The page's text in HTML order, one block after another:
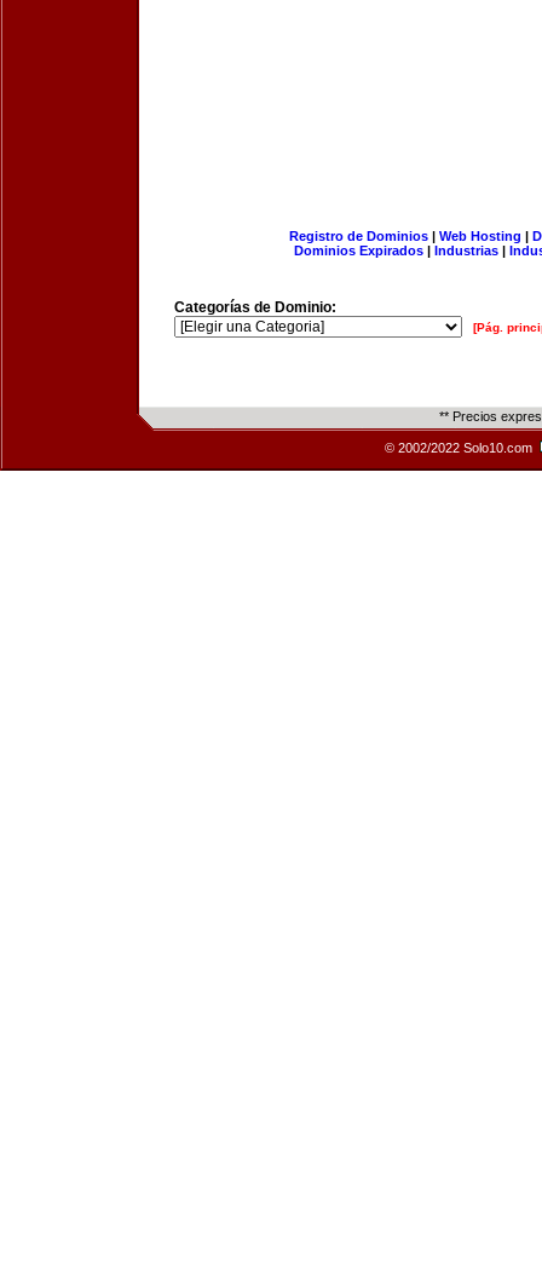
Registro de Dominios| Web Hosting |
Dominios Expirados | Industrias |
Categorías de Dominio:
[Pág.
** Precios
© 2002/2022 Solo10.com